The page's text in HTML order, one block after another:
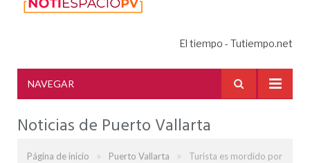
El tiempo - Tutiempo.net
NAVEGAR
Noticias de Puerto Vallarta
Página de inicio » Puerto Vallarta »
Turista es mordido por